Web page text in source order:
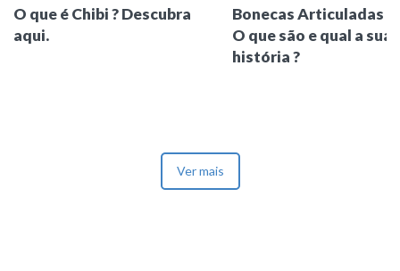
O que é Chibi ? Descubra
aqui.
Bonecas Articuladas
O que são e qual a sua
história ?
Ver mais